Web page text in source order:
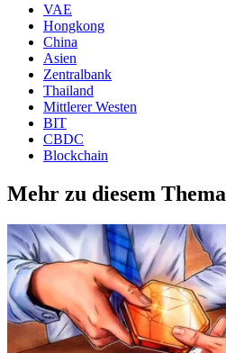
VAE
Hongkong
China
Asien
Zentralbank
Thailand
Mittlerer Westen
BIT
CBDC
Blockchain
Mehr zu diesem Thema